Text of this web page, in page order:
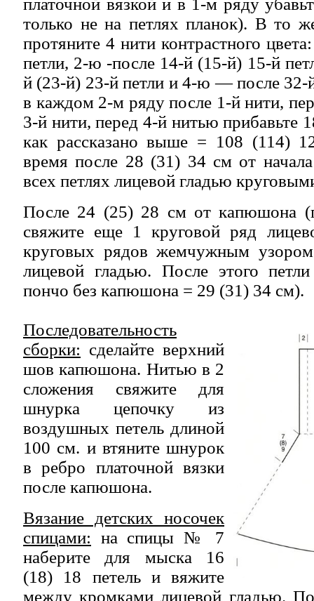
только не на петлях планок). В то
протяните 4 нити контрастного
петли, 2-ю -после 14-й (15-й) 15-й
й (23-й) 23-й петли и 4-ю — после 32-
в каждом 2-м ряду после 1-й нити,
3-й нити, перед 4-й нитью прибавьте
как рассказано выше = 108 (114)
время после 28 (31) 34 см от
всех петлях лицевой гладью
После 24 (25) 28 см от капюшона
свяжите еще 1 круговой ряд
круговых рядов жемчужным
лицевой гладью. После этого
пончо без капюшона = 29 (31) 34 см).
Последовательность
сборки: сделайте верхний
шов капюшона. Нитью в 2
сложения свяжите для
шнурка цепочку из
воздушных петель длиной
100 см. и втяните шнурок
в ребро платочной вязки
после капюшона.
Вязание детских носочек
спицами: на спицы № 7
наберите для мыска 16
(18) 18 петель и вяжите
между кромками лицевой гладью.